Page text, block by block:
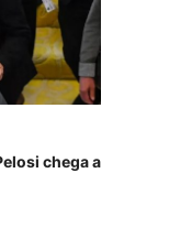
chega a